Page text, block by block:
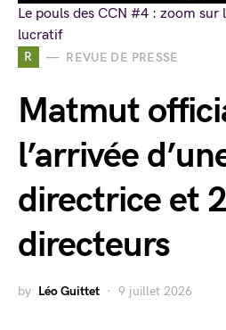
R REVUE DE PRESSE
Matmut
l’arrivée
directrice et 2
directeurs
by Léo Guittet 9 juillet 2026
Le pouls des CCN #4 : zoom
lucratif